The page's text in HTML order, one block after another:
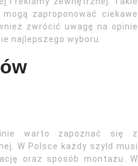
zaproponować ciekawe
zwrócić uwagę na opinie
najlepszego wyboru.
warto zapoznać się z
W Polsce każdy szyld musi
oraz sposób montażu. W